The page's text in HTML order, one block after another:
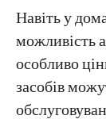
Навіть у
можливість
особливо
засобів